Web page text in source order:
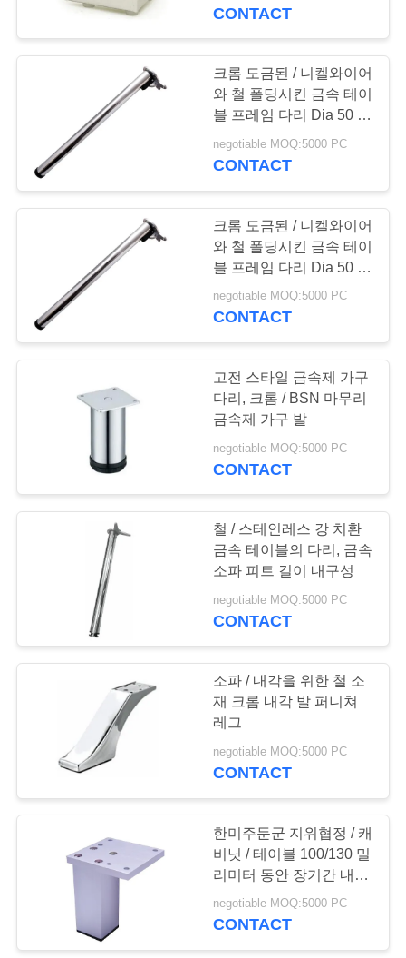
부엌은 바구니를 빼
냅니다
조정할 수 있는 퍼니
쳐 레그
9
코트와 모자걸이
26
사설 고문단 행거
캐비넷 도어 지원
CONTACT
크롬 도금된 / 니켈와이어
와 철 폴딩시킨 금속 테이
블 프레임 다리 Dia 50 밀
리미터
negotiable MOQ:5000 PC
CONTACT
크롬 도금된 / 니켈와이어
와 철 폴딩시킨 금속 테이
블 프레임 다리 Dia 50 밀
리미터
negotiable MOQ:5000 PC
CONTACT
고전 스타일 금속제 가구
다리, 크롬 / BSN 마무리
금속제 가구 발
negotiable MOQ:5000 PC
CONTACT
철 / 스테인레스 강 치환
금속 테이블의 다리, 금속
소파 피트 길이 내구성
negotiable MOQ:5000 PC
CONTACT
소파 / 내각을 위한 철 소
재 크롬 내각 발 퍼니쳐
레그
negotiable MOQ:5000 PC
CONTACT
한미주둔군 지위협정 / 캐
비닛 / 테이블 100/130 밀
리미터 동안 장기간 내구
성 알루미늄 퍼니쳐 레그
negotiable MOQ:5000 PC
CONTACT